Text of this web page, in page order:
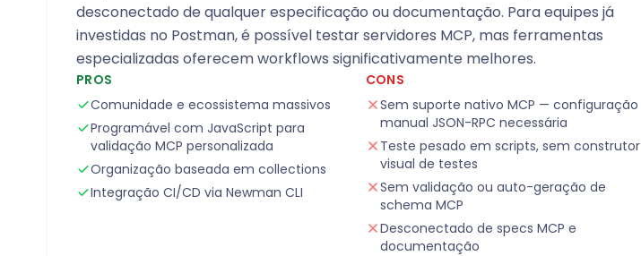
desconectado de qualquer especificação ou documentação. Para equipes já
investidas no Postman, é possível testar servidores MCP, mas ferramentas
especializadas oferecem workflows significativamente melhores.
PROS
Comunidade e ecossistema massivos
Programável com JavaScript para
validação MCP personalizada
Organização baseada em collections
Integração CI/CD via Newman CLI
CONS
Sem suporte nativo MCP — configuração
manual JSON-RPC necessária
Teste pesado em scripts, sem construtor
visual de testes
Sem validação ou auto-geração de
schema MCP
Desconectado de specs MCP e
documentação